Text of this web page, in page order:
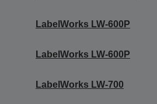
LabelWorks LW-600P
LabelWorks LW-600P
LabelWorks LW-700